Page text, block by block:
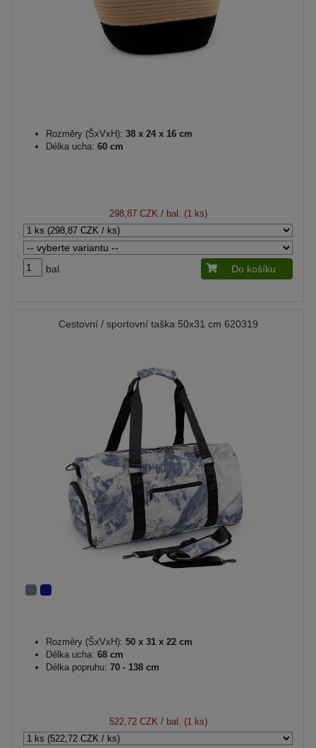
Rozměry (ŠxVxH): 38 x 24 x 16 cm
Délka ucha: 60 cm
298,87 CZK / bal. (1 ks)
bal. Do košíku
Cestovní / sportovní taška 50x31 cm 620319
Rozměry (ŠxVxH): 50 x 31 x 22 cm
Délka ucha: 68 cm
Délka popruhu: 70 - 138 cm
522,72 CZK / bal. (1 ks)